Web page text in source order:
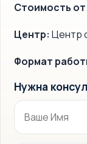
Стоимость
Центр: Центр
Формат
Нужна